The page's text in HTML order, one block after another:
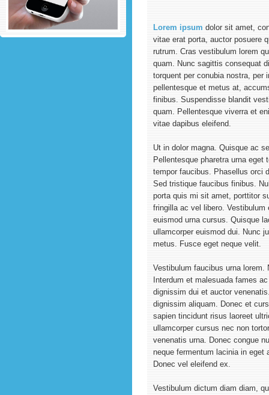
Lorem ipsum dolor sit amet,
vitae erat porta, auctor posuere
rutrum. Cras vestibulum lorem
quam. Nunc sagittis consequat
torquent per conubia nostra, per
pellentesque et metus at,
finibus. Suspendisse blandit
quam. Pellentesque viverra et
vitae dapibus eleifend.
Ut in dolor magna. Quisque ac
Pellentesque pharetra urna
tempor faucibus. Phasellus orci
Sed tristique faucibus finibus.
porta quis mi sit amet, porttitor
fringilla ac vel libero.
euismod urna cursus. Quisque
ullamcorper euismod dui. Nunc
metus. Fusce eget neque velit.
Vestibulum faucibus urna
Interdum et malesuada fames
dignissim dui et auctor
dignissim aliquam. Donec et
sapien tincidunt risus laoreet
ullamcorper cursus nec non
venenatis urna. Donec congue
neque fermentum lacinia in
Donec vel eleifend ex.
Vestibulum dictum diam diam,